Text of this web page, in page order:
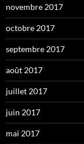
novembre 2017
octobre 2017
septembre 2017
août 2017
juillet 2017
juin 2017
mai 2017